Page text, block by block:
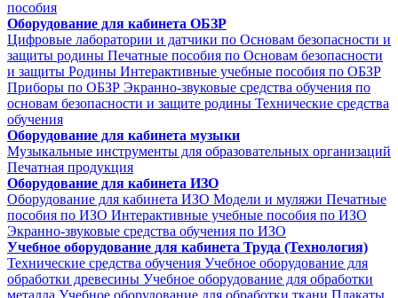
пособия
Оборудование для кабинета ОБЗР
Цифровые лаборатории и датчики по Основам безопасности и
защиты родины Печатные пособия по Основам безопасности
и защиты Родины Интерактивные учебные пособия по ОБЗР
Приборы по ОБЗР Экранно-звуковые средства обучения по
основам безопасности и защите родины Технические средства
обучения
Оборудование для кабинета музыки
Музыкальные инструменты для образовательных организаций
Печатная продукция
Оборудование для кабинета ИЗО
Оборудование для кабинета ИЗО Модели и муляжи Печатные
пособия по ИЗО Интерактивные учебные пособия по ИЗО
Экранно-звуковые средства обучения по ИЗО
Учебное оборудование для кабинета Труда (Технология)
Технические средства обучения Учебное оборудование для
обработки древесины Учебное оборудование для обработки
металла Учебное оборудование для обработки ткани Плакаты